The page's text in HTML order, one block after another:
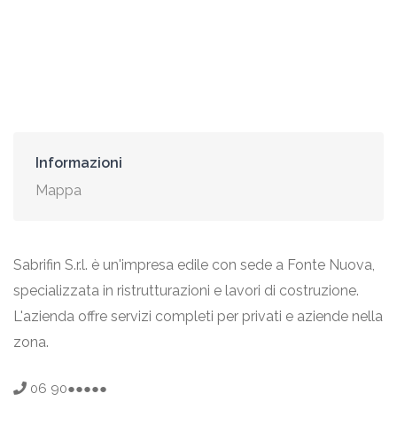
Informazioni
Mappa
Sabrifin S.r.l. è un'impresa edile con sede a Fonte Nuova,
specializzata in ristrutturazioni e lavori di costruzione.
L'azienda offre servizi completi per privati e aziende nella
zona.
06 90●●●●●